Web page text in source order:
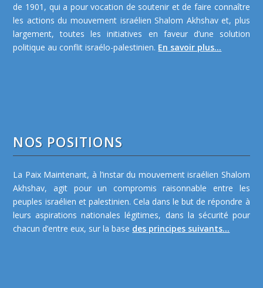
de 1901, qui a pour vocation de soutenir et de faire connaître
les actions du mouvement israélien Shalom Akhshav et, plus
largement, toutes les initiatives en faveur d’une solution
politique au conflit israélo-palestinien. En savoir plus...
NOS POSITIONS
La Paix Maintenant, à l’instar du mouvement israélien Shalom
Akhshav, agit pour un compromis raisonnable entre les
peuples israélien et palestinien. Cela dans le but de répondre à
leurs aspirations nationales légitimes, dans la sécurité pour
chacun d’entre eux, sur la base des principes suivants...